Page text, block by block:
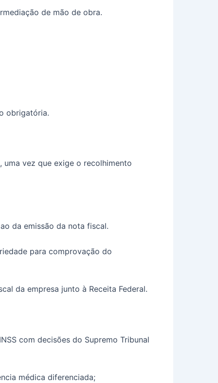
de mão de obra.
obrigatória.
vez que exige o recolhimento
da emissão da nota fiscal.
para comprovação do
da empresa junto à Receita Federal.
com decisões do Supremo Tribunal
médica diferenciada;